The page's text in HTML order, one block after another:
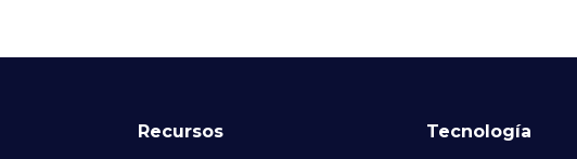
Recursos Tecnología